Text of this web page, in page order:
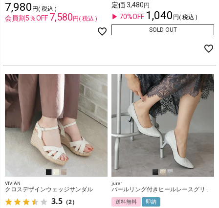
7,980 税込
会員割5％OFF 7,580 税込
定価 3,480
70%OFF 1,040
税込
SOLD OUT
VIVIAN
クロスデザインウェッジサンダル
3.5 （2）
jurer
パールリング付きヒールレースグリッターパンプス
送料無料 即納